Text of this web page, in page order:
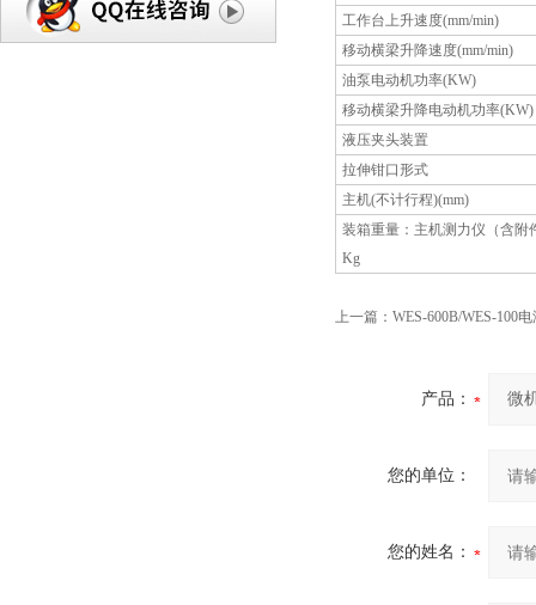
工作台上升速度(mm/min)
移动横梁升降速度(mm/min)
油泵电动机功率(KW)
移动横梁升降电动机功率(KW)
液压夹头装置
拉伸钳口形式
主机(不计行程)(mm)
装箱重量：主机测力仪（含附
Kg
上一篇： WES-600B/WES-100
产品：
您的单位：
您的姓名：